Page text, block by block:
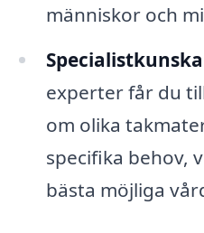
människor och
experter får du
om olika
specifika behov,
bästa möjliga